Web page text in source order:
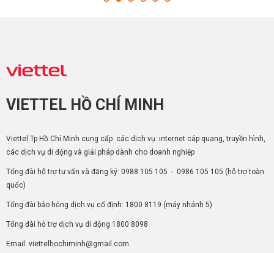
VIETTEL HỒ CHÍ MINH
Viettel Tp Hồ Chí Minh cung cấp các dịch vụ: internet cáp quang, truyền hình,
các dịch vụ di động và giải pháp dành cho doanh nghiệp
Tổng đài hỗ trợ tư vấn và đăng ký: 0988 105 105 - 0986 105 105 (hỗ trợ toàn
quốc)
Tổng đài báo hỏng dịch vụ cố định: 1800 8119 (máy nhánh 5)
Tổng đài hỗ trợ dịch vụ di động 1800 8098
Email: viettelhochiminh@gmail.com